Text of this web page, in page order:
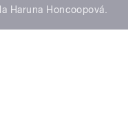
Haruna Honcoopová.